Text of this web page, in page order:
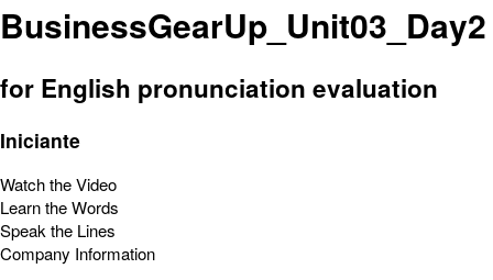
BusinessGearUp_Unit03_Day2
for English pronunciation evaluation
Iniciante
Watch the Video
Learn the Words
Speak the Lines
Company Information